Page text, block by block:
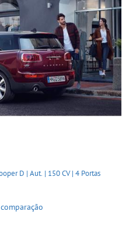
D | Aut. | 150 CV | 4 Portas